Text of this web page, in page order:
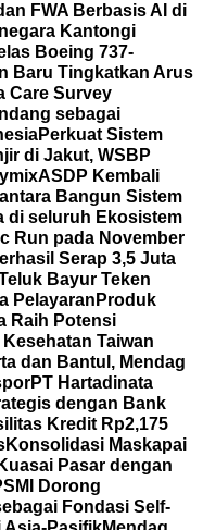
FWA Berbasis AI di
Kantongi
Boeing 737-
Baru Tingkatkan Arus
Care Survey
sebagai
Perkuat Sistem
di Jakut, WSBP
ASDP Kembali
Bangun Sistem
di seluruh Ekosistem
Run pada November
Serap 3,5 Juta
Bayur Teken
Pelayaran Produk
Raih Potensi
Taiwan
dan Bantul, Mendag
PT Hartadinata
dengan Bank
Kredit Rp2,175
Konsolidasi Maskapai
Pasar dengan
Dorong
Fondasi Self-